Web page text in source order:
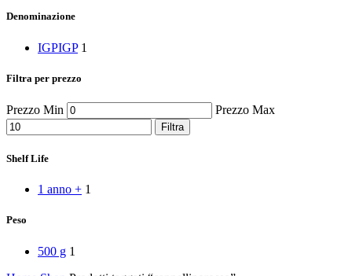
Peperoncino
Prodotti da forno
Semi
Sughi pronti e passate
Tisane
Vari
Zafferano
Denominazione
IGPIGP 1
Filtra per prezzo
Prezzo Min Prezzo Max
Filtra
Shelf Life
1 anno + 1
Peso
500 g 1